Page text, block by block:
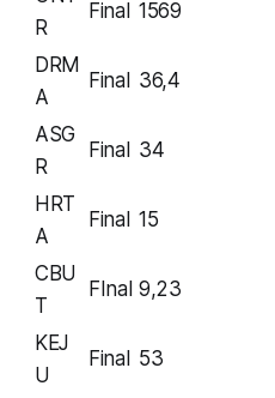
R
Final 1569
DRM
A
Final 36,4
ASG
R
Final 34
HRT
A
Final 15
CBU
T
FInal 9,23
KEJ
U
Final 53